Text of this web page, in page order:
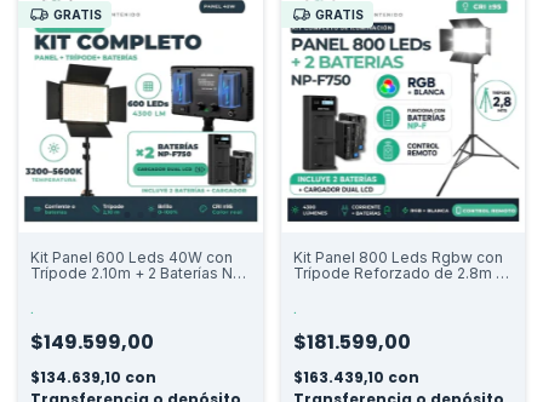
GRATIS
Kit Panel 600 Leds 40W con
Trípode 2.10m + 2 Baterías Np-
.
$149.599,00
$134.639,10 con
GRATIS
Kit Panel 800 Leds Rgbw con
Trípode Reforzado de 2.8m +
.
$181.599,00
$163.439,10 con